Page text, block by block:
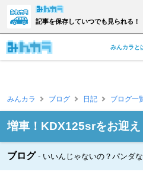
記事を保存していつでも見られる！
みんカラと
みんカラ ブログ 日記 ブログ一
増車！KDX125srをお迎
ブログ いいんじゃないの？パンダ